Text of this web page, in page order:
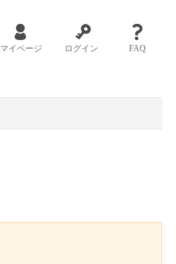
マイページ ログイン FAQ